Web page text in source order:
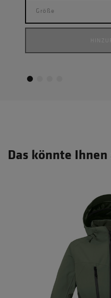
Größe
Das könnte